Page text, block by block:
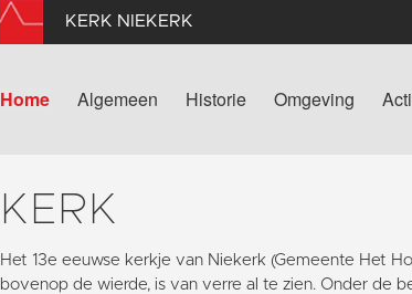
KERK NIEKERK
Home Algemeen Historie Omgeving
KERK
Het 13e eeuwse kerkje van Niekerk (Gemeente Het
bovenop de wierde, is van verre al te zien. Onder de